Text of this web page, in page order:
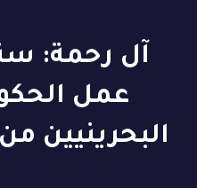
آل رحمة:
عمل
البحرينيين